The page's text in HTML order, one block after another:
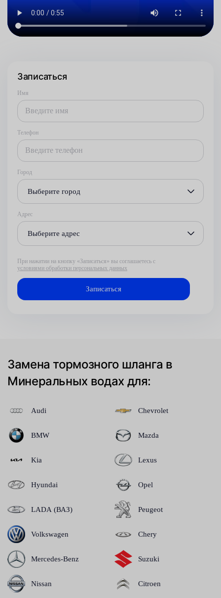
Записаться
Имя
Телефон
Город
Выберите город
Адрес
Выберите адрес
При нажатии на кнопку «Записаться» вы соглашаетесь с
условиями обработки персональных данных
Замена тормозного шланга в
Минеральных водах для:
Audi
BMW
Kia
Hyundai
LADA (ВАЗ)
Volkswagen
Mercedes-Benz
Nissan
Chevrolet
Mazda
Lexus
Opel
Peugeot
Chery
Suzuki
Citroen